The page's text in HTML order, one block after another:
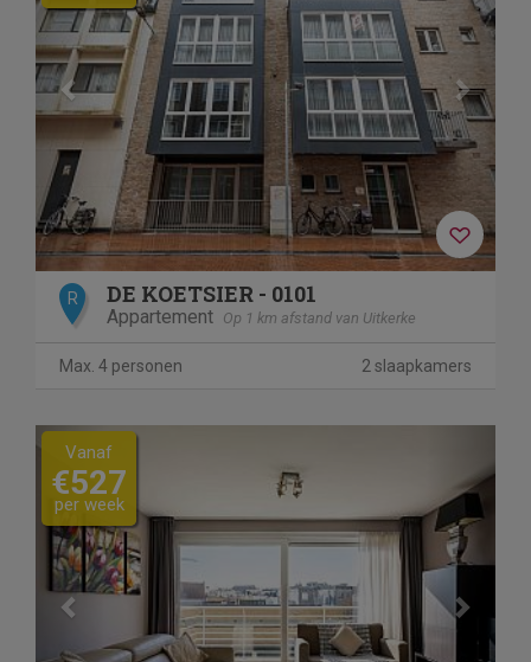
R DE KOETSIER - 0101
Appartement Op 1 km afstand van Uitkerke
Max. 4 personen 2 slaapkamers
Previous
Vanaf
€527
per week